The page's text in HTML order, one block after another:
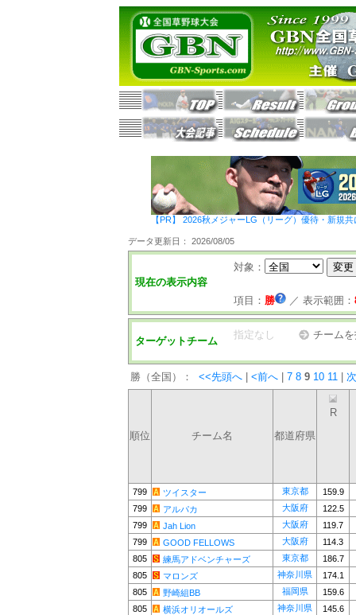
【PR】 2026秋メジャーLG（リーグ）優待・新規
データ更新日： 2026/08/05
現在の表示内容
対象：
項目： 勝 ／ 表示範囲：
ターゲットチーム
指定なし チーム
勝（全国）： <<先頭へ <前へ 7 8 9 10 11
順位 チーム名 都道府県
R
799 ツイスター 東京都
159.9
799
アルパカ 大阪府
122.5
799
Jah Lion 大阪府
119.7
799
GOOD FELLOWS 大阪府
114.3
805
練馬アドベンチャーズ 東京都
186.7
805
マロンズ 神奈川県
174.1
805
野崎組BB 福岡県
159.6
805
横浜オリオールズ 神奈川県
145.6